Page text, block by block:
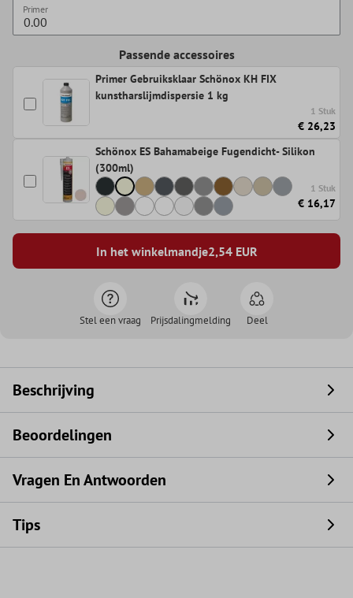
Primer
Passende accessoires
Primer Gebruiksklaar Schönox KH FIX
kunstharslijmdispersie 1 kg
1 Stuk
€ 26,23
Schönox ES Bahamabeige Fugendicht- Silikon
(300ml)
1 Stuk
€ 16,17
In het winkelmandje2,54EUR
Stel een vraag Prijsdalingmelding Deel
Beschrijving
Beoordelingen
Vragen En Antwoorden
Tips